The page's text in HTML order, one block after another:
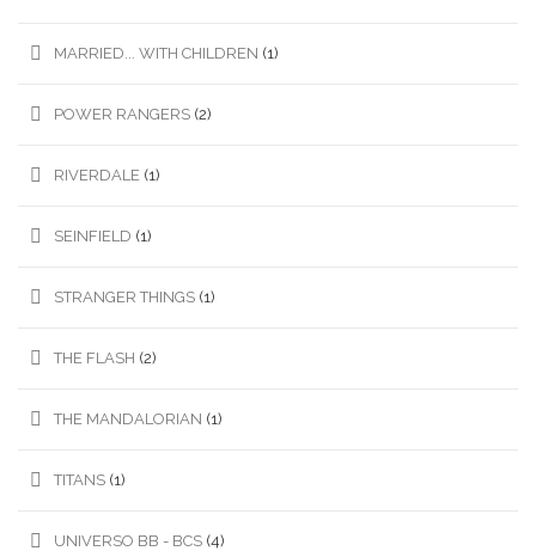
MARRIED... WITH CHILDREN (1)
POWER RANGERS (2)
RIVERDALE (1)
SEINFIELD (1)
STRANGER THINGS (1)
THE FLASH (2)
THE MANDALORIAN (1)
TITANS (1)
UNIVERSO BB - BCS (4)